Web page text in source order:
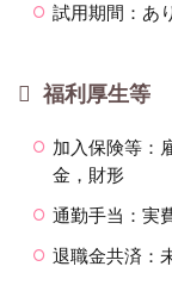
試用期間：あ
福利厚生等
加入保険等：
金，財形
通勤手当：実
退職金共済：